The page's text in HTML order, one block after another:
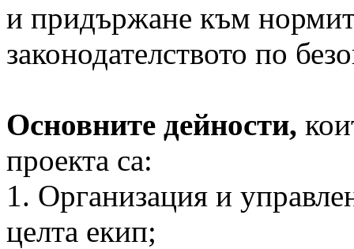
и придържане към
законодателството по
Основните дейности,
проекта са:
1. Организация и
целта екип;